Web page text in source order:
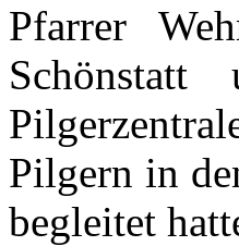
Pfarrer
Pilgern in
begleitet